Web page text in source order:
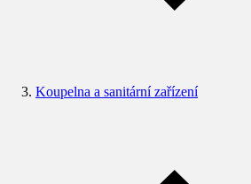
Koupelna a sanitární zařízení